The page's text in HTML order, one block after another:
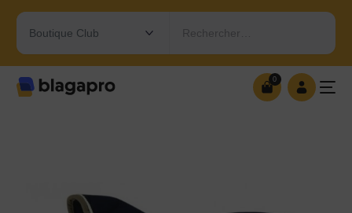
Rechercher…
0